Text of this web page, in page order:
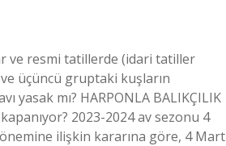
ve resmi tatillerde (idari tatiller
üçüncü gruptaki kuşların
yasak mı? HARPONLA BALIKÇILIK
2023-2024 av sezonu 4
ilişkin kararına göre, 4 Mart